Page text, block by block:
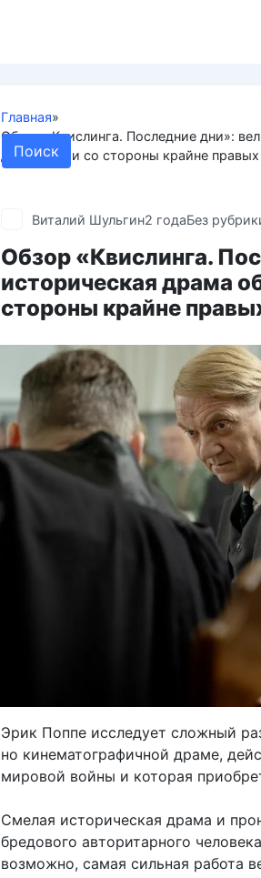
Главная»
Обзор «Квислинга. Последние дни»:
демократии со стороны крайне правых
Виталий Шульгин2 годаБез
Обзор «Квислинга.
историческая драма
стороны крайне
Эрик Поппе исследует сложный
но кинематографичной драме,
мировой войны и которая
Смелая историческая драма и
бредового авторитарного
возможно, самая сильная работа
Поиск